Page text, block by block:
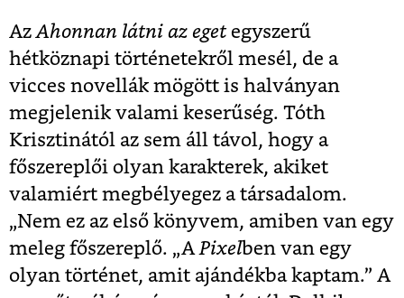
Az Ahonnan látni az egetegyszerű
hétköznapi történetekről mesél, de a
vicces novellák mögött is halványan
megjelenik valami keserűség. Tóth
Krisztinától az sem áll távol, hogy a
főszereplői olyan karakterek, akiket
valamiért megbélyegez a társadalom.
„Nem ez az első könyvem, amiben van egy
meleg főszereplő. „A Pixelben van egy
olyan történet, amit ajándékba kaptam.” A